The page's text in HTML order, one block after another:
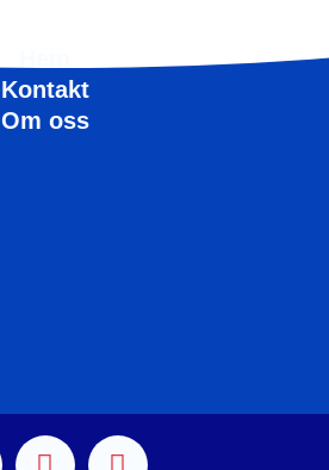
Kontakt
Om oss
I
L